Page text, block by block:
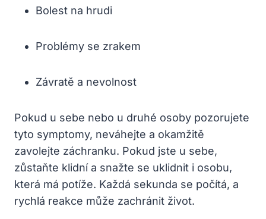
Bolest na hrudi
Problémy se zrakem
Závratě a nevolnost
Pokud u sebe nebo u druhé osoby pozorujete
tyto symptomy, neváhejte a okamžitě
zavolejte záchranku. Pokud jste u sebe,
zůstaňte klidní a snažte se uklidnit i osobu,
která má potíže. Každá sekunda se počítá, a
rychlá reakce může zachránit život.